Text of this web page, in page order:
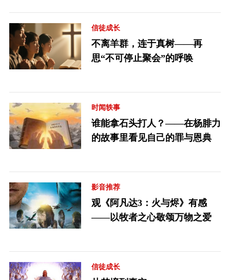
信徒成长
不离羊群，连于真树——再
思“不可停止聚会”的呼唤
时闻轶事
谁能拿石头打人？——在杨腓力
的故事里看见自己的罪与恩典
影音推荐
观《阿凡达3：火与烬》有感
——以牧者之心敬颂万物之爱
信徒成长